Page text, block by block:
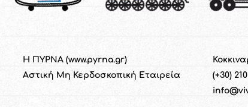
Η ΠΥΡΝΑ (www.pyrna.gr)
Αστική M η Κερδοσκοπική Εταιρεία
(+30)